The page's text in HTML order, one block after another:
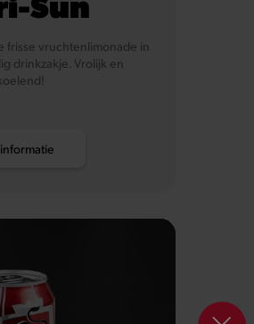
frisse vruchtenlimonade in
drinkzakje. Vrolijk en